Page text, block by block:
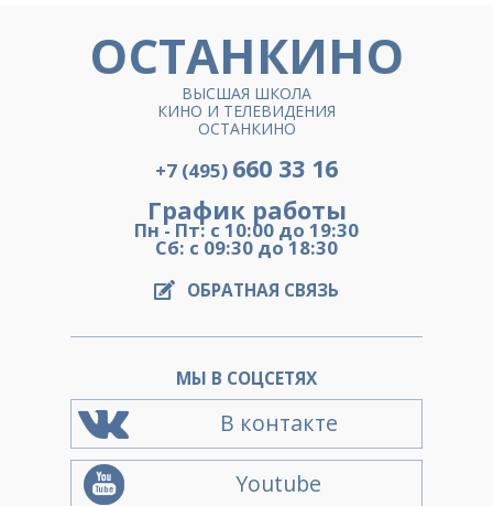
ОСТАНКИНО
ВЫСШАЯ ШКОЛА
КИНО И ТЕЛЕВИДЕНИЯ
ОСТАНКИНО
+7 (495) 660 33 16
График работы
Пн - Пт: с 10:00 до 19:30
Сб: с 09:30 до 18:30
ОБРАТНАЯ СВЯЗЬ
МЫ В СОЦСЕТЯХ
В контакте
Youtube